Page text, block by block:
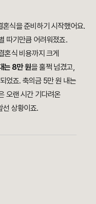
식을 준비하기 시작했어요.
따기만큼 어려워졌죠.
혼식 비용까지 크게
는 8만 원을 훌쩍 넘겼고,
었죠. 축의금 5만 원 내는
오랜 시간 기다려온
선 상황이죠.